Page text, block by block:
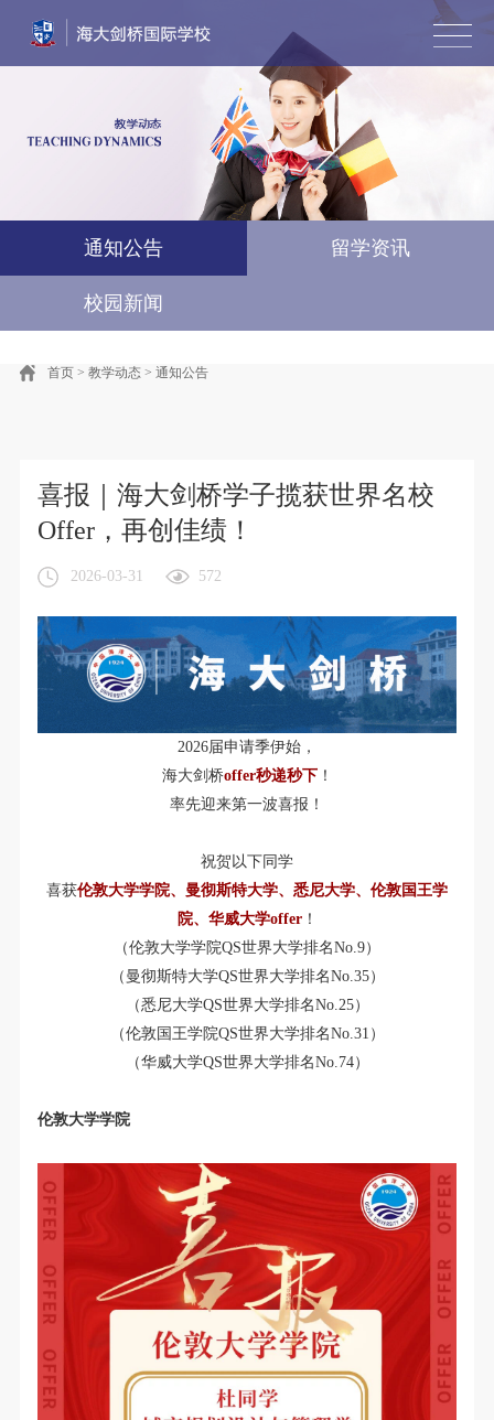
风采墙
艺术直通车 国际竞赛·游学
通知公告 留学资讯
校园新闻
首页> 教学动态> 通知公告
喜报｜海大剑桥学子揽获世界名校
Offer，再创佳绩！
2026-03-31 572
2026届申请季伊始，
海大剑桥offer秒递秒下！
率先迎来第一波喜报！
祝贺以下同学
喜获伦敦大学学院、曼彻斯特大学、悉尼大学、伦敦国王学
院、华威大学offer！
（伦敦大学学院QS世界大学排名No.9）
（曼彻斯特大学QS世界大学排名No.35）
（悉尼大学QS世界大学排名No.25）
（伦敦国王学院QS世界大学排名No.31）
（华威大学QS世界大学排名No.74）
伦敦大学学院